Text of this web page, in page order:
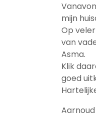
mijn
Op
van
Asma.
Klik
goed